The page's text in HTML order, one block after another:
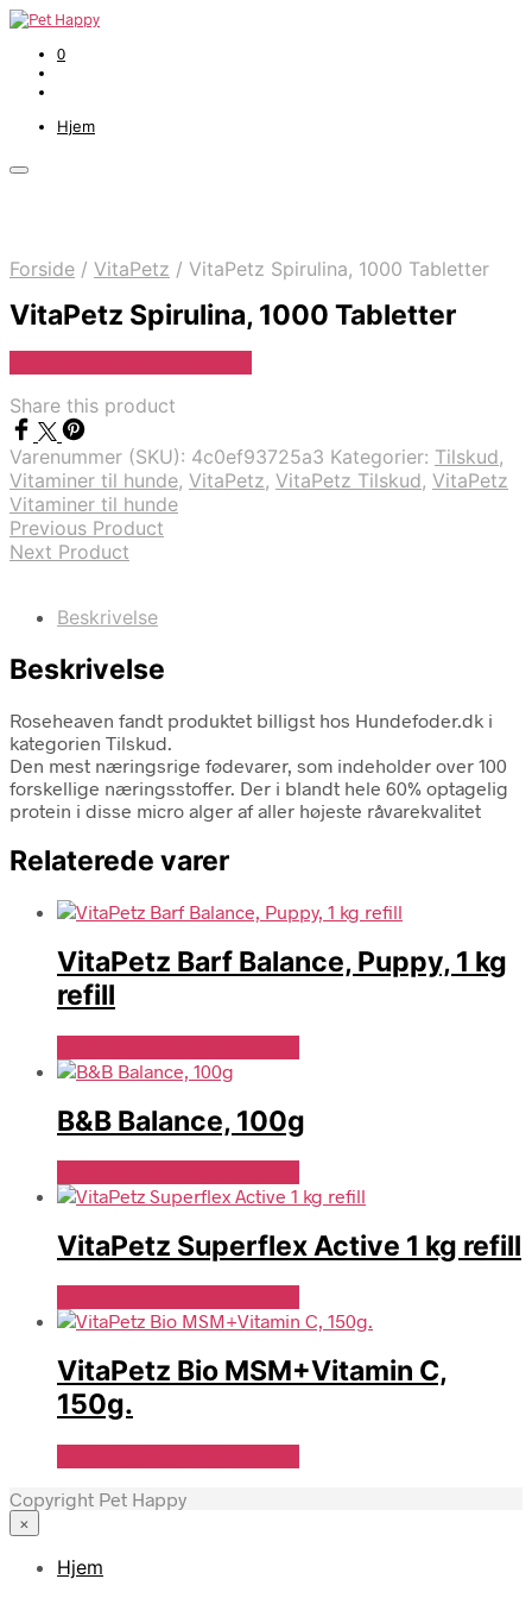
0
Hjem
Forside / VitaPetz / VitaPetz Spirulina, 1000 Tabletter
VitaPetz Spirulina, 1000 Tabletter
Share this product
Varenummer (SKU): 4c0ef93725a3 Kategorier: Tilskud,
Vitaminer til hunde, VitaPetz, VitaPetz Tilskud, VitaPetz
Vitaminer til hunde
Previous Product
Next Product
Beskrivelse
Beskrivelse
Roseheaven fandt produktet billigst hos Hundefoder.dk i
kategorien Tilskud.
Den mest næringsrige fødevarer, som indeholder over 100
forskellige næringsstoffer. Der i blandt hele 60% optagelig
protein i disse micro alger af aller højeste råvarekvalitet
Relaterede varer
VitaPetz Barf Balance, Puppy, 1 kg
refill
B&B Balance, 100g
VitaPetz Superflex Active 1 kg refill
VitaPetz Bio MSM+Vitamin C,
150g.
Copyright Pet Happy
×
Hjem